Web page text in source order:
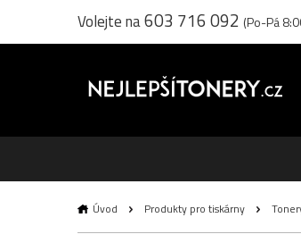
Volejte na603 716 092 (Po-Pá
Úvod Produkty pro tiskárny